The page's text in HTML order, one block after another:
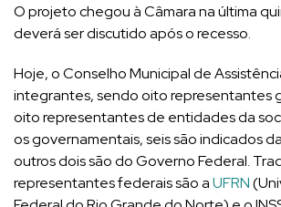
O projeto chegou à Câmara na última
deverá ser discutido após o recesso.
Hoje, o Conselho Municipal de
integrantes, sendo oito representantes
oito representantes de entidades da
os governamentais, seis são indicados
outros dois são do Governo Federal.
representantes federais são aUFRN